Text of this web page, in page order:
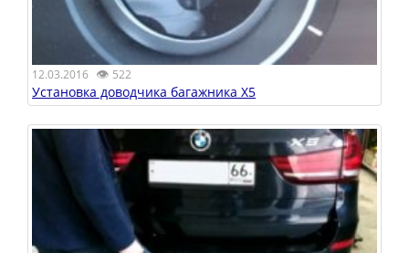
12.03.2016 👁 522
Установка доводчика багажника X5